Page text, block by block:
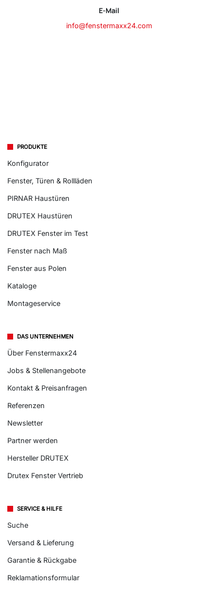
E-Mail
info@fenstermaxx24.com
PRODUKTE
Konfigurator
Fenster, Türen & Rollläden
PIRNAR Haustüren
DRUTEX Haustüren
DRUTEX Fenster im Test
Fenster nach Maß
Fenster aus Polen
Kataloge
Montageservice
DAS UNTERNEHMEN
Über Fenstermaxx24
Jobs & Stellenangebote
Kontakt & Preisanfragen
Referenzen
Newsletter
Partner werden
Hersteller DRUTEX
Drutex Fenster Vertrieb
SERVICE & HILFE
Suche
Versand & Lieferung
Garantie & Rückgabe
Reklamationsformular